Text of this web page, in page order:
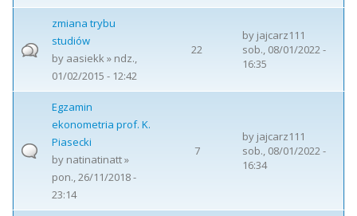
zmiana trybu
studiów
by aasiekk» ndz.,
01/02/2015 - 12:42
22
by jajcarz111
sob., 08/01/2022 -
16:35
Egzamin
ekonometria prof. K.
Piasecki
by natinatinatt»
pon., 26/11/2018 -
23:14
7
by jajcarz111
sob., 08/01/2022 -
16:34